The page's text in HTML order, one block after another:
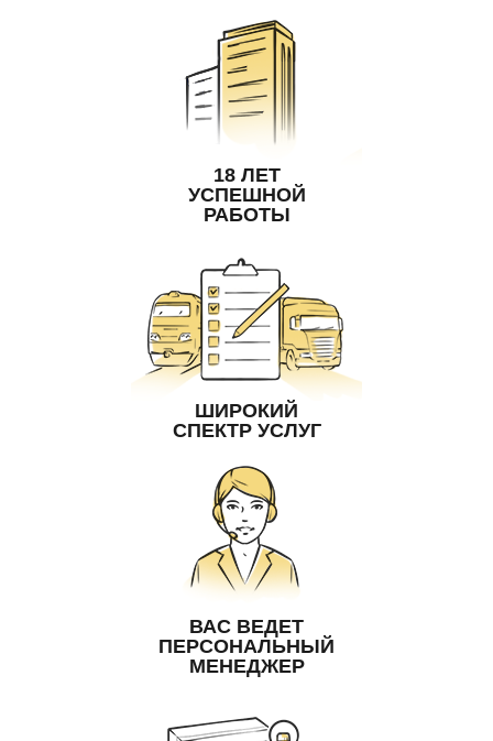
18 ЛЕТ
УСПЕШНОЙ
РАБОТЫ
ШИРОКИЙ
СПЕКТР УСЛУГ
ВАС ВЕДЕТ
ПЕРСОНАЛЬНЫЙ
МЕНЕДЖЕР